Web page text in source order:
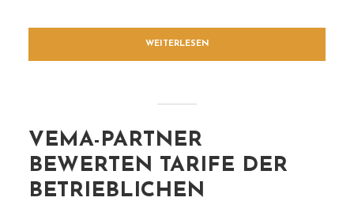
WEITERLESEN
VEMA-PARTNER
BEWERTEN TARIFE DER
BETRIEBLICHEN